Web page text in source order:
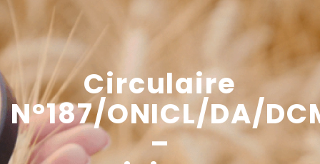
Circulaire
N°187/ONICL/DA/
–